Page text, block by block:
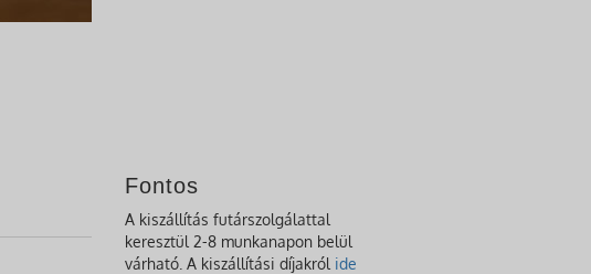
Fontos
A kiszállítás futárszolgálattal
keresztül 2-8 munkanapon belül
várható. A kiszállítási díjakról ide